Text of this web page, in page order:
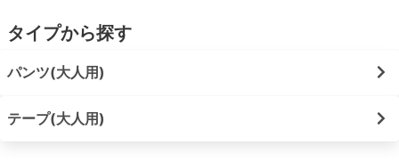
タイプから探す
パンツ(大人用)
テープ(大人用)